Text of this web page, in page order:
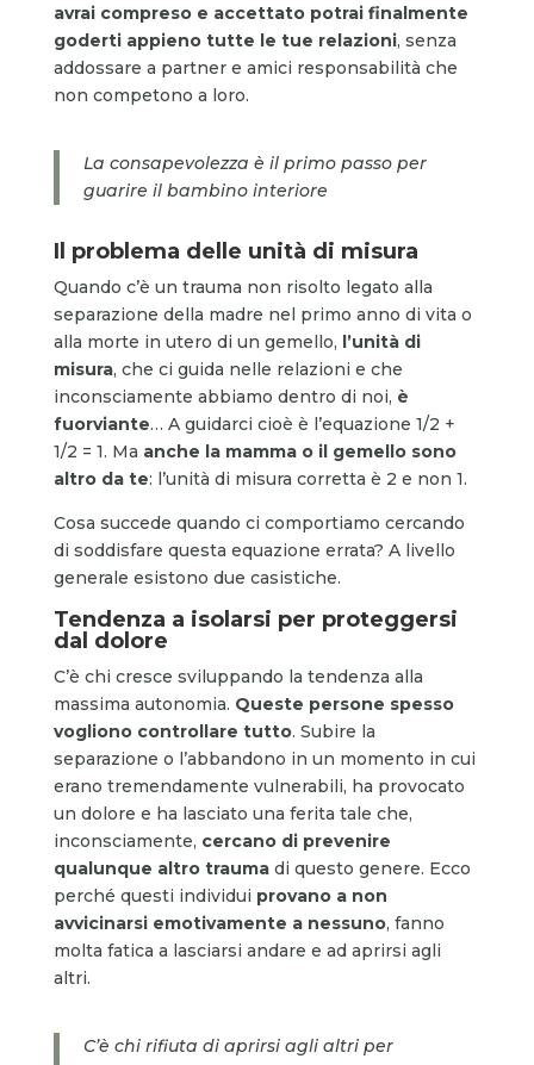
avrai compreso e accettato potrai finalmente
goderti appieno tutte le tue relazioni, senza
addossare a partner e amici responsabilità che
non competono a loro.
La consapevolezza è il primo passo per
guarire il bambino interiore
Il problema delle unità di misura
Quando c’è un trauma non risolto legato alla
separazione della madre nel primo anno di vita o
alla morte in utero di un gemello, l’unità di
misura, che ci guida nelle relazioni e che
inconsciamente abbiamo dentro di noi, è
fuorviante… A guidarci cioè è l’equazione 1/2 +
1/2 = 1. Ma anche la mamma o il gemello sono
altro da te: l’unità di misura corretta è 2 e non 1.
Cosa succede quando ci comportiamo cercando
di soddisfare questa equazione errata? A livello
generale esistono due casistiche.
Tendenza a isolarsi per proteggersi
dal dolore
C’è chi cresce sviluppando la tendenza alla
massima autonomia. Queste persone spesso
vogliono controllare tutto. Subire la
separazione o l’abbandono in un momento in cui
erano tremendamente vulnerabili, ha provocato
un dolore e ha lasciato una ferita tale che,
inconsciamente, cercano di prevenire
qualunque altro trauma di questo genere. Ecco
perché questi individui provano a non
avvicinarsi emotivamente a nessuno, fanno
molta fatica a lasciarsi andare e ad aprirsi agli
altri.
C’è chi rifiuta di aprirsi agli altri per